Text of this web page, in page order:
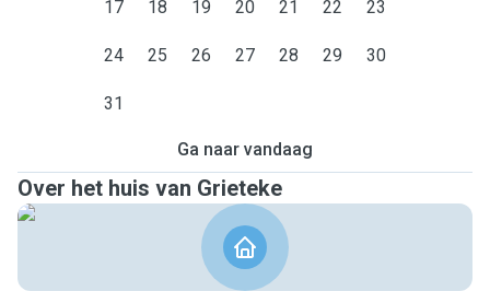
17 18 19 20 21 22 23
24 25 26 27 28 29 30
31
Ga naar vandaag
Over het huis van Grieteke